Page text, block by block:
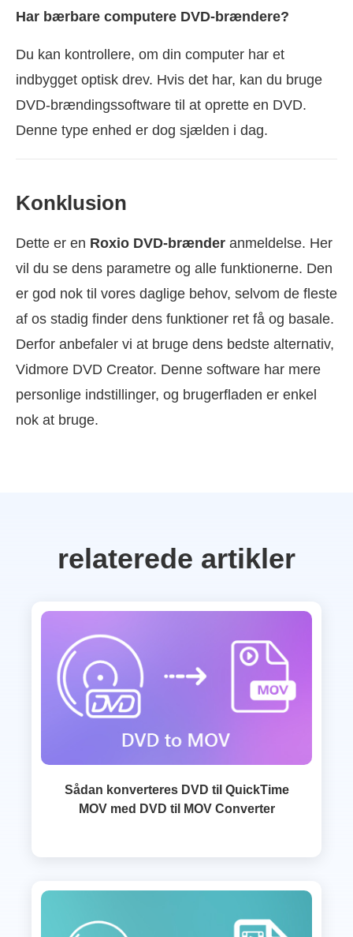
Har bærbare computere DVD-brændere?
Du kan kontrollere, om din computer har et
indbygget optisk drev. Hvis det har, kan du bruge
DVD-brændingssoftware til at oprette en DVD.
Denne type enhed er dog sjælden i dag.
Konklusion
Dette er en Roxio DVD-brænder anmeldelse. Her
vil du se dens parametre og alle funktionerne. Den
er god nok til vores daglige behov, selvom de fleste
af os stadig finder dens funktioner ret få og basale.
Derfor anbefaler vi at bruge dens bedste alternativ,
Vidmore DVD Creator. Denne software har mere
personlige indstillinger, og brugerfladen er enkel
nok at bruge.
relaterede artikler
Sådan konverteres DVD til QuickTime
MOV med DVD til MOV Converter